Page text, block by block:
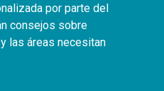
por parte del
consejos sobre
las áreas necesitan